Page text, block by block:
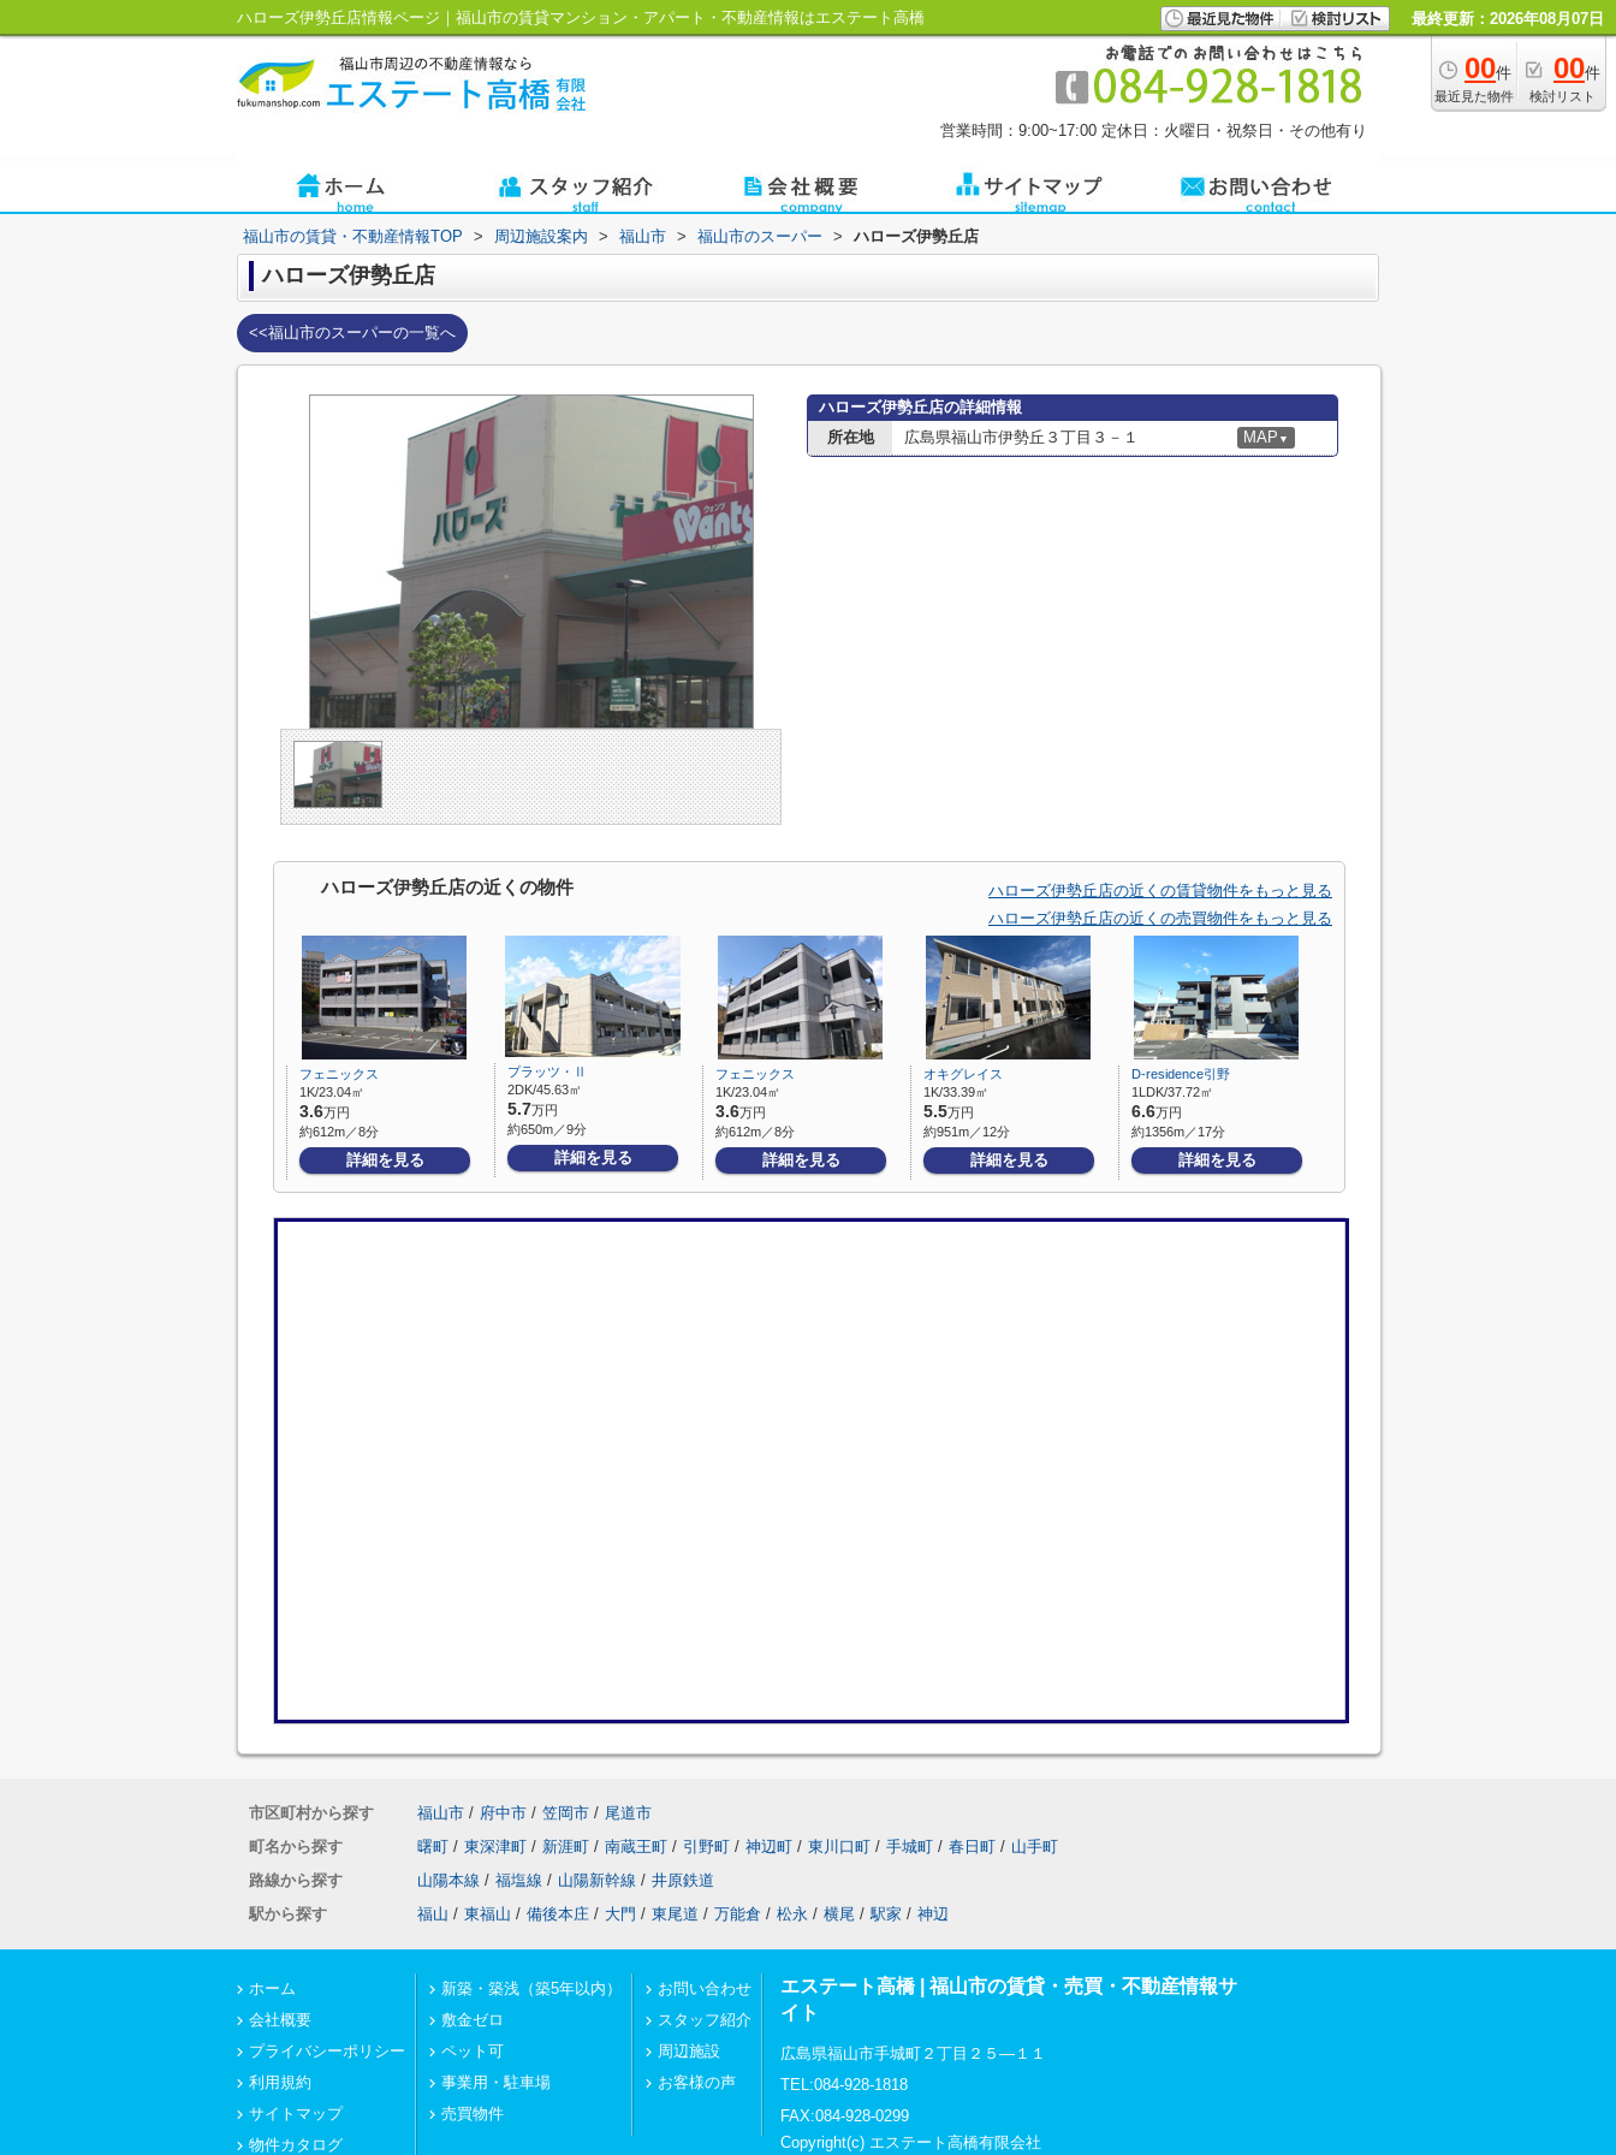
ハローズ伊勢丘店情報ページ｜福山市の賃貸マンション・アパート・不動産情報はエステート高橋 最終更新：2026年08月07日
00件
最近見た物件
00件
検討リスト
営業時間：9:00~17:00 定休日：火曜日・祝祭日・その他有り
福山市の賃貸・不動産情報TOP > 周辺施設案内 > 福山市 > 福山市のスーパー > ハローズ伊勢丘店
ハローズ伊勢丘店
<<福山市のスーパーの一覧へ
ハローズ伊勢丘店の詳細情報
所在地
広島県福山市伊勢丘３丁目３－１ MAP ▼
ハローズ伊勢丘店の近くの物件
ハローズ伊勢丘店の近くの賃貸物件をもっと見る
ハローズ伊勢丘店の近くの売買物件をもっと見る
フェニックス
1K/23.04㎡
3.6万円
約612m／8分
詳細を見る
プラッツ・Ⅱ
2DK/45.63㎡
5.7万円
約650m／9分
詳細を見る
フェニックス
1K/23.04㎡
3.6万円
約612m／8分
詳細を見る
オキグレイス
1K/33.39㎡
5.5万円
約951m／12分
詳細を見る
D-residence引野
1LDK/37.72㎡
6.6万円
約1356m／17分
詳細を見る
市区町村から探す 福山市 / 府中市 / 笠岡市 / 尾道市
町名から探す
曙町 / 東深津町 / 新涯町 / 南蔵王町 / 引野町 / 神辺町 / 東川口町 / 手城町 / 春日町 / 山手町
路線から探す
山陽本線 / 福塩線 / 山陽新幹線 / 井原鉄道
駅から探す
福山 / 東福山 / 備後本庄 / 大門 / 東尾道 / 万能倉 / 松永 / 横尾 / 駅家 / 神辺
ホーム
会社概要
プライバシーポリシー
利用規約
サイトマップ
物件カタログ
新築・築浅（築5年以内）
敷金ゼロ
ペット可
事業用・駐車場
売買物件
お問い合わせ
スタッフ紹介
周辺施設
お客様の声
エステート高橋 | 福山市の賃貸・売買・不動産情報サ
イト
広島県福山市手城町２丁目２５―１１
TEL:084-928-1818
FAX:084-928-0299
Copyright(c) エステート高橋有限会社